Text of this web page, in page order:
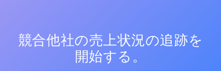
せ、市場シェアの変化を追跡し、競争力を維持するた
めにマーケティング施策を適宜調整します。
競合他社の売上状況の追跡を
開始する。